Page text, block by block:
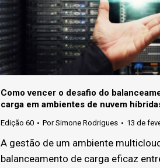
Como vencer o desafio do
carga em ambientes de nuvem
Edição 60 PorSimone Rodrigues 13 de
A gestão de um ambiente
balanceamento de carga eficaz